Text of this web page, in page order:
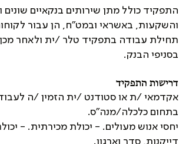
התפקיד כולל מתן שירותים בנקאיים
והשקעות, באשראי ובמט"ח, הן עבור
תחילת עבודה בתפקיד טלר /ית ולאחר
בסניפי הבנק.
דרישות התפקיד
אקדמאי /ת או סטודנט /ית הזמין /ה
בתחום כלכלה/מנה"ס.
יחסי אנוש מעולים. - יכולת מכירתית. -
דייקנות, סדר וארגון.